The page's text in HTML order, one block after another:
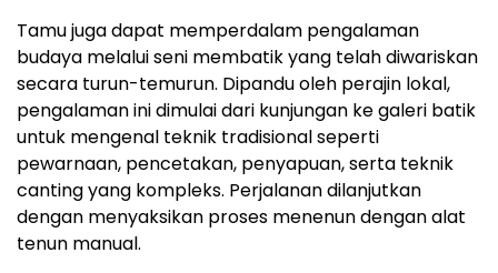
Tamu juga dapat memperdalam pengalaman
budaya melalui seni membatik yang telah diwariskan
secara turun-temurun. Dipandu oleh perajin lokal,
pengalaman ini dimulai dari kunjungan ke galeri batik
untuk mengenal teknik tradisional seperti
pewarnaan, pencetakan, penyapuan, serta teknik
canting yang kompleks. Perjalanan dilanjutkan
dengan menyaksikan proses menenun dengan alat
tenun manual.